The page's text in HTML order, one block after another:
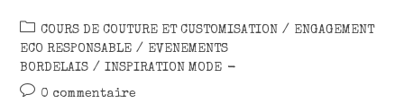
COURS DE COUTURE ET CUSTOMISATION / ENGAGEMENT
ECO RESPONSABLE / EVENEMENTS
BORDELAIS / INSPIRATION MODE
0 commentaire